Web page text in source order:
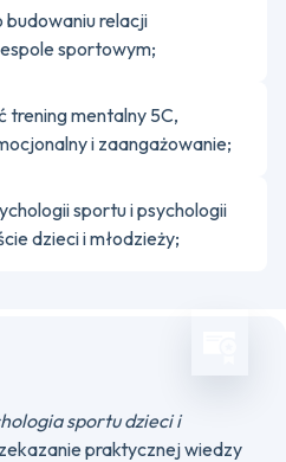
budowaniu relacji
sportowym;
trening mentalny 5C,
i zaangażowanie;
sportu i psychologii
dzieci i młodzieży;
sportu dzieci i
praktycznej wiedzy